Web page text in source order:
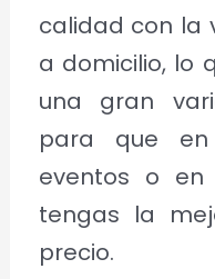
calidad con la
a domicilio, lo
una gran
para que
eventos o en
tengas la
precio.